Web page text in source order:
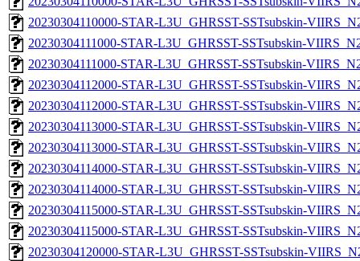
20230304110000-STAR-L3U_GHRSST-SSTsubskin-
20230304111000-STAR-L3U_GHRSST-SSTsubskin-
20230304111000-STAR-L3U_GHRSST-SSTsubskin-
20230304112000-STAR-L3U_GHRSST-SSTsubskin-
20230304112000-STAR-L3U_GHRSST-SSTsubskin-
20230304113000-STAR-L3U_GHRSST-SSTsubskin-
20230304113000-STAR-L3U_GHRSST-SSTsubskin-
20230304114000-STAR-L3U_GHRSST-SSTsubskin-
20230304114000-STAR-L3U_GHRSST-SSTsubskin-
20230304115000-STAR-L3U_GHRSST-SSTsubskin-
20230304115000-STAR-L3U_GHRSST-SSTsubskin-
20230304120000-STAR-L3U_GHRSST-SSTsubskin-